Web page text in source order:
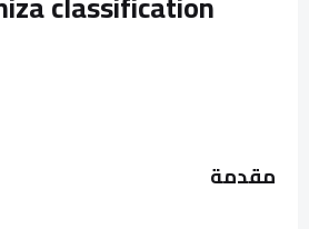
مقدمة